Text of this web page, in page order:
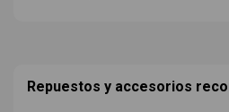
Repuestos y accesorios